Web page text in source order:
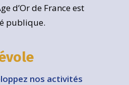
d’Or de France est
publique.
nos activités